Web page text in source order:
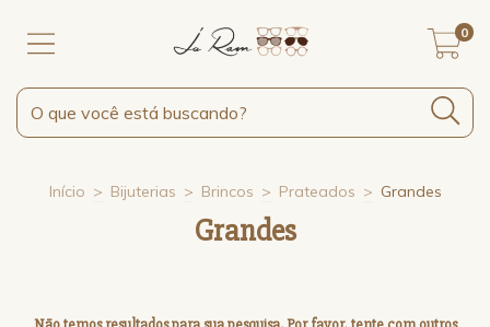
0
Início > Bijuterias > Brincos > Prateados > Grandes
Grandes